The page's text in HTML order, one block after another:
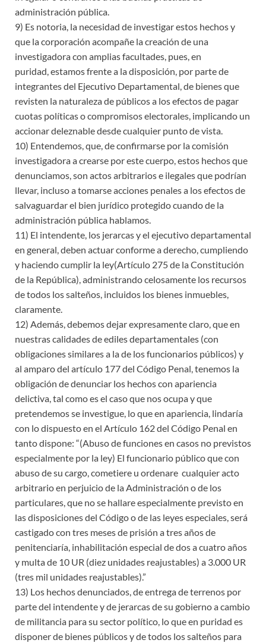
administración pública.
9) Es notoria, la necesidad de investigar estos hechos y
que la corporación acompañe la creación de una
investigadora con amplias facultades, pues, en
puridad, estamos frente a la disposición, por parte de
integrantes del Ejecutivo Departamental, de bienes que
revisten la naturaleza de públicos a los efectos de pagar
cuotas políticas o compromisos electorales, implicando un
accionar deleznable desde cualquier punto de vista.
10) Entendemos, que, de confirmarse por la comisión
investigadora a crearse por este cuerpo, estos hechos que
denunciamos, son actos arbitrarios e ilegales que podrían
llevar, incluso a tomarse acciones penales a los efectos de
salvaguardar el bien jurídico protegido cuando de la
administración pública hablamos.
11) El intendente, los jerarcas y el ejecutivo departamental
en general, deben actuar conforme a derecho, cumpliendo
y haciendo cumplir la ley(Artículo 275 de la Constitución
de la República), administrando celosamente los recursos
de todos los salteños, incluidos los bienes inmuebles,
claramente.
12) Además, debemos dejar expresamente claro, que en
nuestras calidades de ediles departamentales (con
obligaciones similares a la de los funcionarios públicos) y
al amparo del artículo 177 del Código Penal, tenemos la
obligación de denunciar los hechos con apariencia
delictiva, tal como es el caso que nos ocupa y que
pretendemos se investigue, lo que en apariencia, lindaría
con lo dispuesto en el Artículo 162 del Código Penal en
tanto dispone: “(Abuso de funciones en casos no previstos
especialmente por la ley) El funcionario público que con
abuso de su cargo, cometiere u ordenare cualquier acto
arbitrario en perjuicio de la Administración o de los
particulares, que no se hallare especialmente previsto en
las disposiciones del Código o de las leyes especiales, será
castigado con tres meses de prisión a tres años de
penitenciaría, inhabilitación especial de dos a cuatro años
y multa de 10 UR (diez unidades reajustables) a 3.000 UR
(tres mil unidades reajustables).”
13) Los hechos denunciados, de entrega de terrenos por
parte del intendente y de jerarcas de su gobierno a cambio
de militancia para su sector político, lo que en puridad es
disponer de bienes públicos y de todos los salteños para